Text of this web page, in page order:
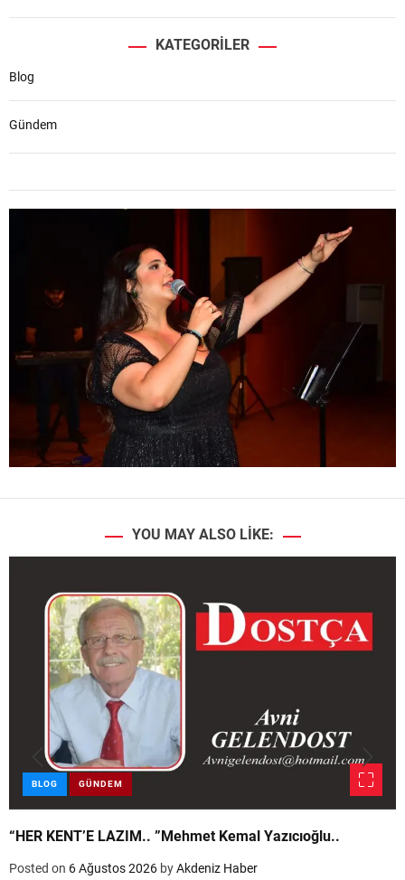
KATEGORILER
Blog
Gündem
YOU MAY ALSO LIKE:
BLOG GÜNDEM
“HER KENT’E LAZIM.. ”Mehmet Kemal Yazıcıoğlu..
Posted on 6 Ağustos 2026 byAkdeniz Haber